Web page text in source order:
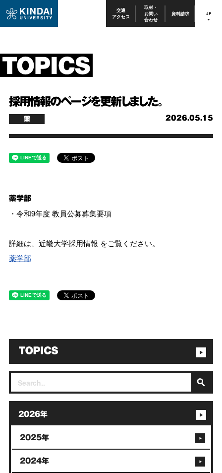
交通
アクセス
取材・
お問い
合わせ
資料請求 JP
採用情報のページを更新しました。
2026.05.15
薬
薬学部
・令和9年度 教員公募募集要項
詳細は、近畿大学採用情報 をご覧ください。
薬学部
2026年
2025年
2024年